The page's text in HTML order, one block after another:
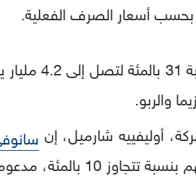
وقفزت
والربو.
أوليفييه شارميل، إن
نمو المبيعات وزيادة في